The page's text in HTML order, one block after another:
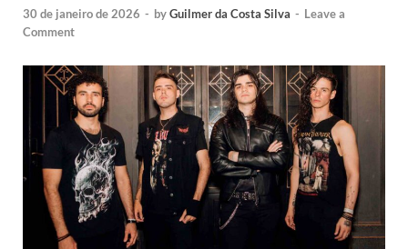
30 de janeiro de 2026 - byGuilmer da Costa Silva - Leave a
Comment